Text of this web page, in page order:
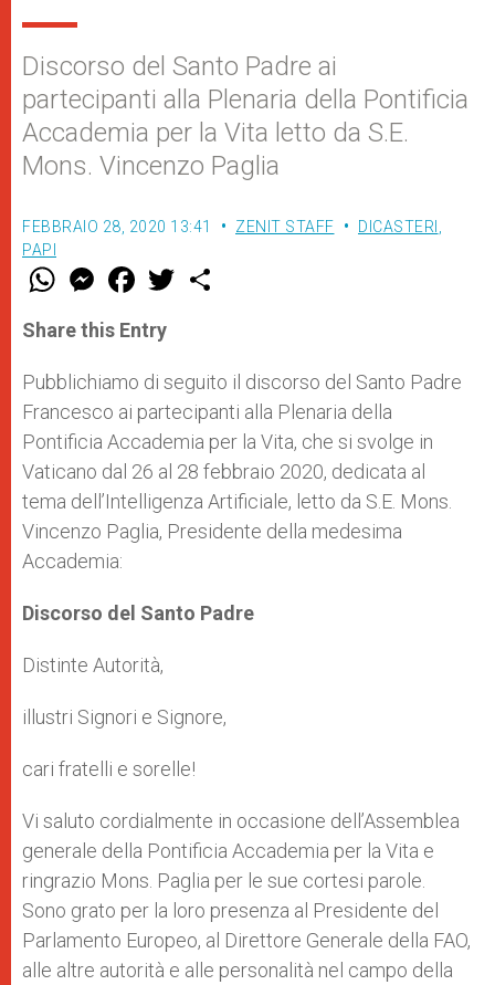
Discorso del Santo Padre ai
partecipanti alla Plenaria della Pontificia
Accademia per la Vita letto da S.E.
Mons. Vincenzo Paglia
FEBBRAIO 28, 2020 13:41 ZENIT STAFF DICASTERI
PAPI
W
t
s
p
p
M
e
s
e
g
e
r
F
a
e
b
o
k
w
r
Share this Entry
Pubblichiamo di seguito il discorso del Santo Padre
Francesco ai partecipanti alla Plenaria della
Pontificia Accademia per la Vita, che si svolge in
Vaticano dal 26 al 28 febbraio 2020, dedicata al
tema dell’Intelligenza Artificiale, letto da S.E. Mons.
Vincenzo Paglia, Presidente della medesima
Accademia:
Discorso del Santo Padre
Distinte Autorità,
illustri Signori e Signore,
cari fratelli e sorelle!
Vi saluto cordialmente in occasione dell’Assemblea
generale della Pontificia Accademia per la Vita e
ringrazio Mons. Paglia per le sue cortesi parole.
Sono grato per la loro presenza al Presidente del
Parlamento Europeo, al Direttore Generale della FAO,
alle altre autorità e alle personalità nel campo della